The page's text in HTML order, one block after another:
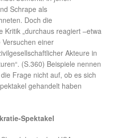
Schrape als
Doch die
Kritik „durchaus reagiert –etwa
einer
Akteure in
(S.360) Beispiele nennen
Frage nicht auf, ob es sich
gehandelt haben
Spektakel